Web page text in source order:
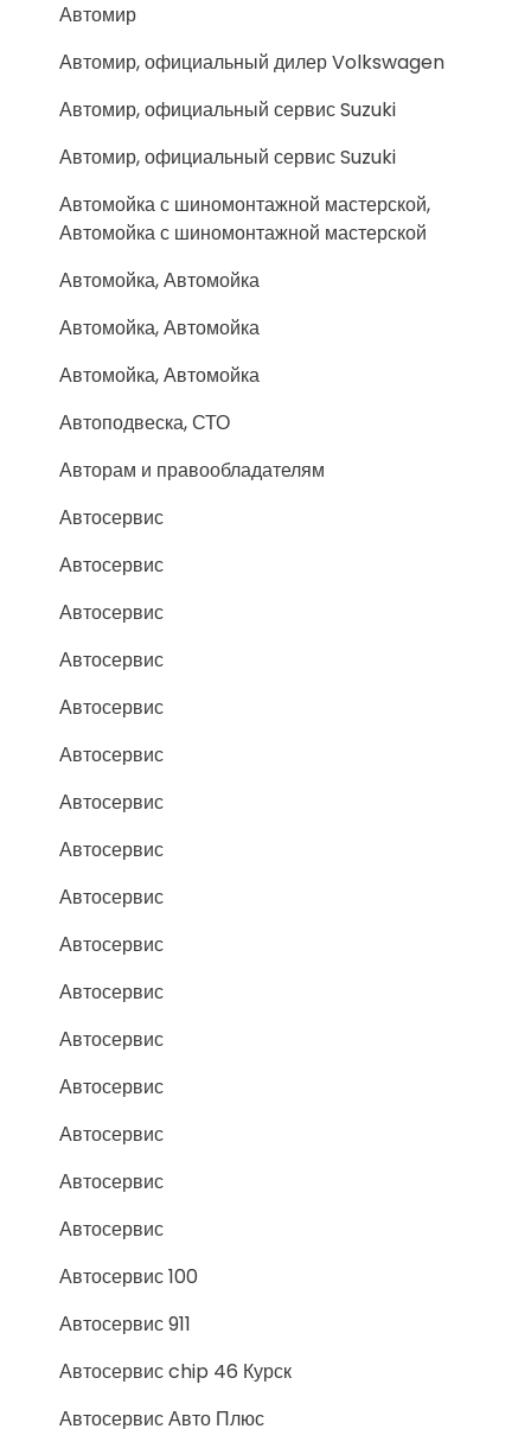
Автомир
Автомир, официальный дилер Volkswagen
Автомир, официальный сервис Suzuki
Автомир, официальный сервис Suzuki
Автомойка с шиномонтажной мастерской,
Автомойка с шиномонтажной мастерской
Автомойка, Автомойка
Автомойка, Автомойка
Автомойка, Автомойка
Автоподвеска, СТО
Авторам и правообладателям
Автосервис
Автосервис
Автосервис
Автосервис
Автосервис
Автосервис
Автосервис
Автосервис
Автосервис
Автосервис
Автосервис
Автосервис
Автосервис
Автосервис
Автосервис
Автосервис
Автосервис 100
Автосервис 911
Автосервис chip 46 Курск
Автосервис Авто Плюс